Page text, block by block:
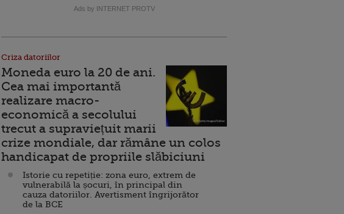
Ads by INTERNET PROTV
Criza datoriilor
Moneda euro la 20 de ani.
Cea mai importantă
realizare macro-
economică a secolului
trecut a supraviețuit marii
crize mondiale, dar rămâne un colos
handicapat de propriile slăbiciuni
Istorie cu repetiție: zona euro, extrem de
vulnerabilă la șocuri, în principal din
cauza datoriilor. Avertisment îngrijorător
de la BCE